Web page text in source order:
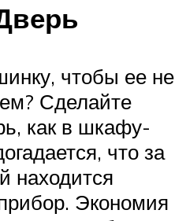
чтобы ее не
Сделайте
как в шкафу-
что за
находится
Экономия